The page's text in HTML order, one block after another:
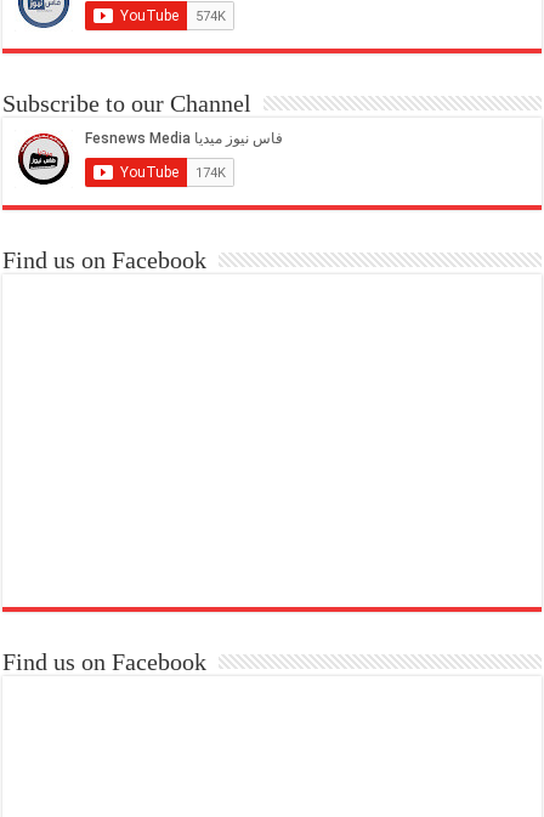
Subscribe to our Channel
Find us on Facebook
Find us on Facebook